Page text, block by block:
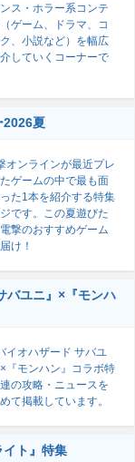
ス・ホラー系コンテ
ゲーム、ドラマ、コ
ク、小説など）を幅広
介していくコーナーで
2026夏
オンラインが最近プレ
ゲームの中で最も面
た1本を紹介する特集
です。この夏遊びた
撃のおすすめゲーム
け！
バユニ』×『モンハ
イオハザード サバユ
『モンハン』コラボ特
の攻略・ニュースを
て掲載しています。
イト』特集